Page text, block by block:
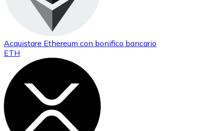
Acquistare Ethereum con bonifico bancario
ETH